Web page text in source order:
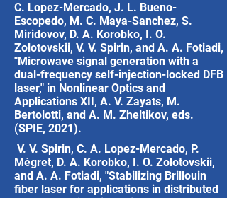
C. Lopez-Mercado, J. L. Bueno-
Escopedo, M. C. Maya-Sanchez, S.
Miridovov, D. A. Korobko, I. O.
Zolotovskii, V. V. Spirin, and A. A. Fotiadi,
"Microwave signal generation with a
dual-frequency self-injection-locked DFB
laser," in Nonlinear Optics and
Applications XII, A. V. Zayats, M.
Bertolotti, and A. M. Zheltikov, eds.
(SPIE, 2021).
V. V. Spirin, C. A. Lopez-Mercado, P.
Mégret, D. A. Korobko, I. O. Zolotovskii,
and A. A. Fotiadi, "Stabilizing Brillouin
fiber laser for applications in distributed